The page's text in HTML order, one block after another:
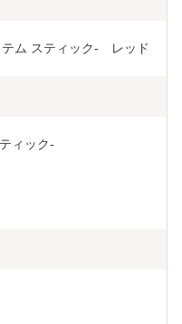
ム スティック-　レッド
ティック-